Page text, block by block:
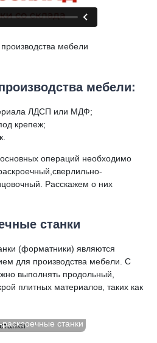
мебели
мебели:
ЛДСП или МДФ;
крепеж;
операций необходимо
Расскажем о них
станки
(форматники) являются
для производства мебели. С
выполнять продольный,
плитных материалов, таких как
станки